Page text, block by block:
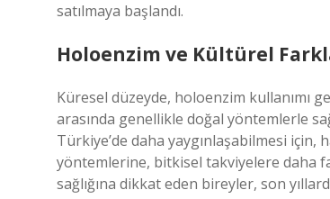
satılmaya başlandı.
Holoenzim ve Kültürel
Küresel düzeyde, holoenzim kullanımı
arasında genellikle doğal yöntemlerle
Türkiye’de daha yaygınlaşabilmesi
yöntemlerine, bitkisel takviyelere daha
sağlığına dikkat eden bireyler, son